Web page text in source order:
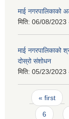
माई नगरपालिकाको
मिति: 06/08/2023
माई नगरपालिकाको
दोस्रो संशोधन
मिति: 05/23/2023
Pages
« first
6